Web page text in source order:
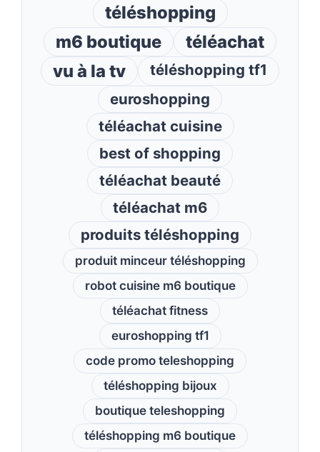
téléshopping
m6 boutique
téléachat
vu à la tv
téléshopping tf1
euroshopping
téléachat cuisine
best of shopping
téléachat beauté
téléachat m6
produits téléshopping
produit minceur téléshopping
robot cuisine m6 boutique
téléachat fitness
euroshopping tf1
code promo teleshopping
téléshopping bijoux
boutique teleshopping
téléshopping m6 boutique